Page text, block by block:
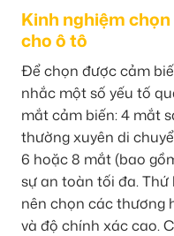
Kinh nghiệm
cho ô tô
Để chọn được cảm
nhắc một số yếu tố
mắt cảm biến: 4 mắt
thường xuyên di
6 hoặc 8 mắt (bao
sự an toàn tối đa.
nên chọn các thương
và độ chính xác cao.